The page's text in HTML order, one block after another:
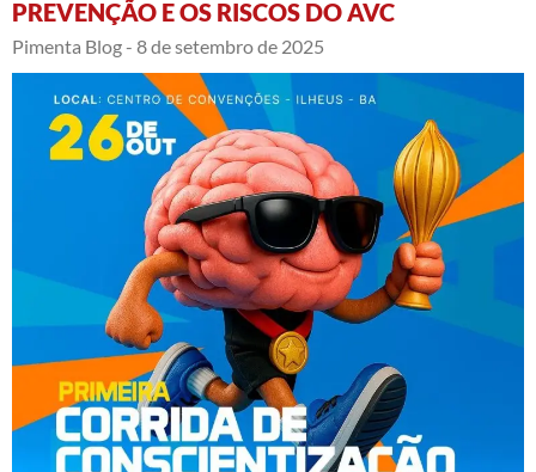
PREVENÇÃO E OS RISCOS DO AVC
Pimenta Blog - 8 de setembro de 2025